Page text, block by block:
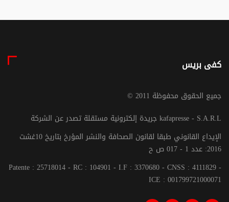
كفى بريس
© جميع الحقوق محفوظة 2011
جريدة إلكترونية مستقلة تصدر عن الشركة kafapresse - S.A.R.L
الإيداع القانوني طبقا لقانون الصحافة والنشر المؤرخ بتاريخ 10غشت
2016: عدد 1 - 017 ص ح
Patente : 25718014 - RC : 104901 - I.F : 3370680 - CNSS : 4111829 -
ICE : 001799721000071